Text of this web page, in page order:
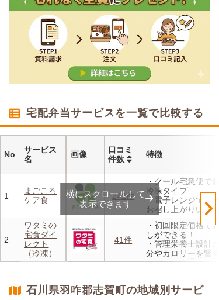
宅配弁当サービスを一覧で比較する
No
サービス
名
画像
口コミ
件数
特徴
1
まごころ
ケア食
242件
・クール宅急便で
冷凍タイプ
・電子レンジで温
お召し上がりいただ
・メニューの組み
理栄養士にお任せ
・定期は通常価格
んと20％OFF！
2
ワタミの
宅食ダイ
レクト
（冷凍）
41件
・初回限定価格で
しができる！
・管理栄養士設計
分やカロリーを賢く
・レンジで温めるだ
飽きることなく楽し
横にスクロールして
表示できます
石川県羽咋郡志賀町の地域別サービ